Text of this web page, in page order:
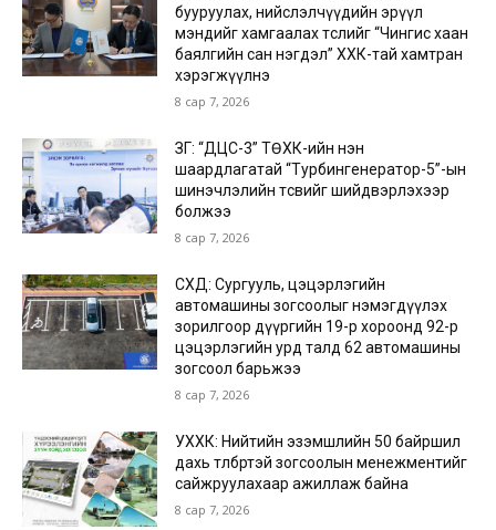
бууруулах, нийслэлчүүдийн эрүүл
мэндийг хамгаалах төслийг “Чингис хаан
баялгийн сан нэгдэл” ХХК-тай хамтран
хэрэгжүүлнэ
8 сар 7, 2026
ЗГ: “ДЦС-3” ТӨХК-ийн нэн
шаардлагатай “Турбингенератор-5”-ын
шинэчлэлийн төсвийг шийдвэрлэхээр
болжээ
8 сар 7, 2026
СХД: Сургууль, цэцэрлэгийн
автомашины зогсоолыг нэмэгдүүлэх
зорилгоор дүүргийн 19-р хороонд 92-р
цэцэрлэгийн урд талд 62 автомашины
зогсоол барьжээ
8 сар 7, 2026
УХХК: Нийтийн эзэмшлийн 50 байршил
дахь төлбөртэй зогсоолын менежментийг
сайжруулахаар ажиллаж байна
8 сар 7, 2026